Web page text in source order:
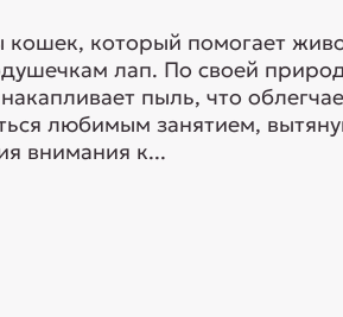
кошек, который помогает
лап. По своей
пыль, что
любимым занятием,
внимания к...